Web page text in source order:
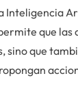
Inteligencia
que las
sino que